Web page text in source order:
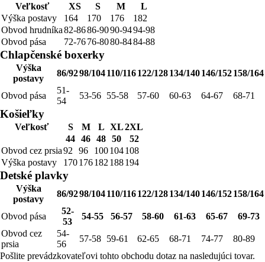
Veľkosť XS S M
L
Výška postavy
164 170 176
182
Obvod hrudníka82-8686-9090-9494-98
Obvod pása
72-7676-8080-8484-88
Chlapčenské boxerky
Výška
postavy
86/9298/104110/116122/128134/140146/152158/164
Obvod pása
51-
54
53-56 55-58 57-60 60-63 64-67 68-71
Košieľky
Veľkosť S M L XL2XL
44 46 48 50
52
Obvod cez prsia92 96 100104108
Výška postavy
170176182 188194
Detské plavky
Výška
postavy
86/9298/104110/116122/128134/140146/152158/164
Obvod pása
52-
53
54-55 56-57 58-60 61-63 65-67
69-73
Obvod cez
prsia
54-
56
57-58 59-61 62-65 68-71 74-77
80-89
Pošlite prevádzkovateľovi tohto obchodu dotaz na nasledujúci tovar.